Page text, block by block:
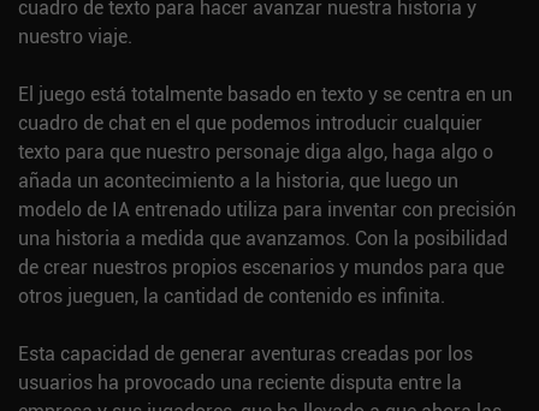
cuadro de texto para hacer avanzar nuestra historia y
nuestro viaje.
El juego está totalmente basado en texto y se centra en un
cuadro de chat en el que podemos introducir cualquier
texto para que nuestro personaje diga algo, haga algo o
añada un acontecimiento a la historia, que luego un
modelo de IA entrenado utiliza para inventar con precisión
una historia a medida que avanzamos. Con la posibilidad
de crear nuestros propios escenarios y mundos para que
otros jueguen, la cantidad de contenido es infinita.
Esta capacidad de generar aventuras creadas por los
usuarios ha provocado una reciente disputa entre la